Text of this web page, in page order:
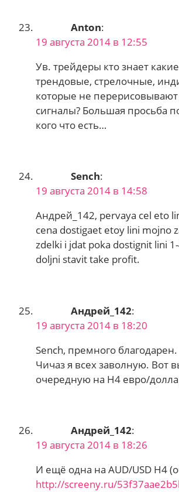
Anton:
19 августа 2014 в 12:55
Ув. трейдеры кто знает
трендовые, стрелочные,
которые не перерисовывают
сигналы? Большая просьба
кого что есть…
Sench:
19 августа 2014 в 14:58
Андрей_142, pervaya cel eto
cena dostigaet etoy lini mojno
zdelki i jdat poka dostignit lini
doljni stavit take profit.
Андрей_142:
19 августа 2014 в 18:20
Sench, премного благодарен.
Чичаз я всех заволную. Вот
очередную на Н4 евро/
Андрей_142:
19 августа 2014 в 18:26
И ещё одна на AUD/USD Н4
http://screeny.ru/